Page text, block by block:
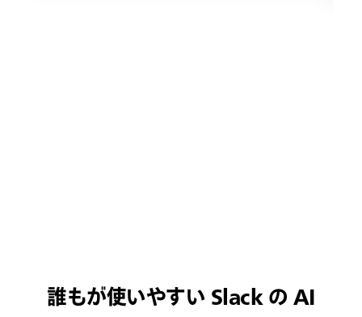
誰もが使いやすい Slack の AI